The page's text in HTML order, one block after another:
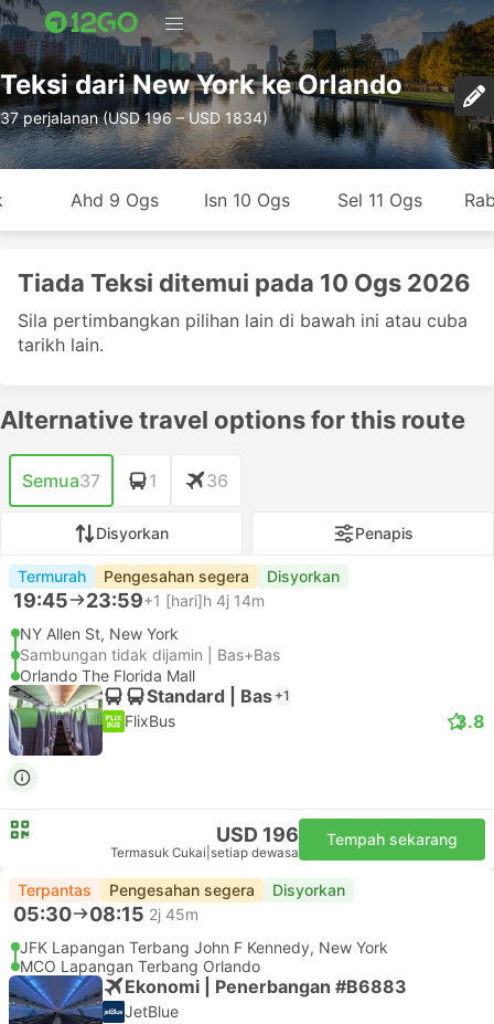
Teksi dari New York ke Orlando
37 perjalanan (USD 196 – USD 1834)
Ahd 9 Ogs Isn 10 Ogs Sel 11 Ogs
Tiada Teksi ditemui pada 10 Ogs 2026
Sila pertimbangkan pilihan lain di bawah ini atau cuba
tarikh lain.
Alternative travel options for this route
Semua37 1 36
Disyorkan Penapis
Termurah Pengesahan segera Disyorkan
19:45 23:59+1 [hari]h 4j 14m
NY Allen St, New York
Sambungan tidak dijamin | Bas+Bas
Orlando The Florida Mall
Standard | Bas +1
FlixBus 3.8
USD 196
Termasuk Cukai setiap dewasa
Tempah sekarang
Terpantas Pengesahan segera Disyorkan
05:30 08:15 2j 45m
JFK Lapangan Terbang John F Kennedy, New York
MCO Lapangan Terbang Orlando
Ekonomi | Penerbangan #B6883
JetBlue